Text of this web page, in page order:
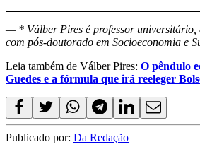
— * Válber Pires é professor universitário,
com pós-doutorado em Socioeconomia e
Leia também de Válber Pires: O pêndulo
Guedes e a fórmula que irá reeleger
Publicado por: Da Redação